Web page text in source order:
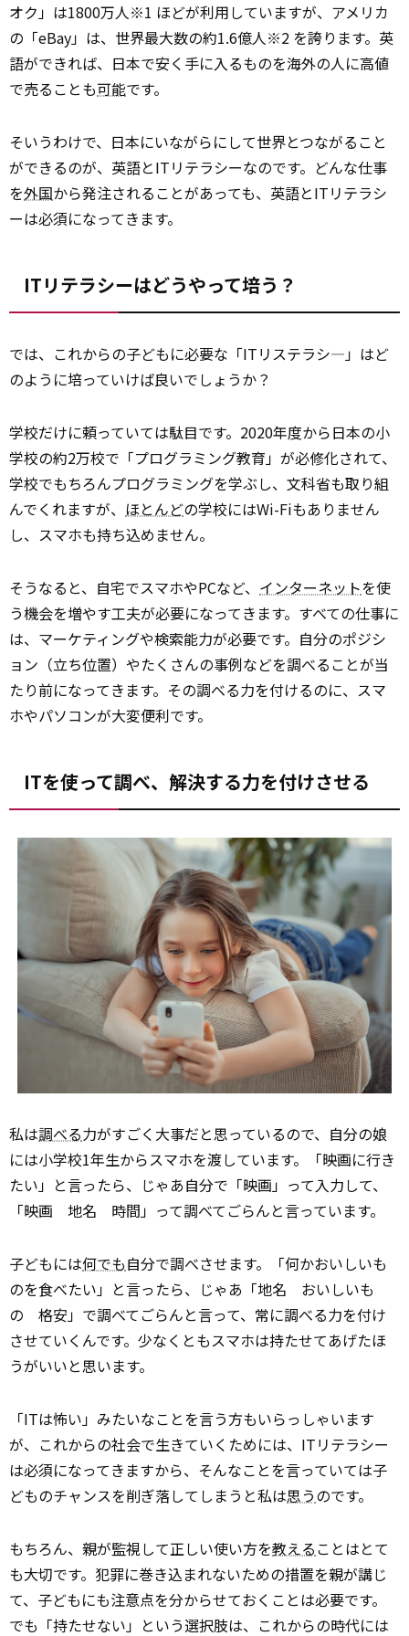
オク」は1800万人※1 ほどが利用していますが、アメリカ
の「eBay」は、世界最大数の約1.6億人※2 を誇ります。英
語ができれば、日本で安く手に入るものを海外の人に高値
で売ることも可能です。
そいうわけで、日本にいながらにして世界とつながること
ができるのが、英語とITリテラシーなのです。どんな仕事
を外国から発注されることがあっても、英語とITリテラシ
ーは必須になってきます。
ITリテラシーはどうやって培う？
では、これからの子どもに必要な「ITリステラシ―」はど
のように培っていけば良いでしょうか？
学校だけに頼っていては駄目です。2020年度から日本の小
学校の約2万校で「プログラミング教育」が必修化されて、
学校でもちろんプログラミングを学ぶし、文科省も取り組
んでくれますが、 ほとんどの学校にはWi-Fiもありません
し、スマホも持ち込めません。
そうなると、自宅でスマホやPCなど、 インターネットを使
う機会を増やす工夫が必要になってきます。すべての仕事に
は、マーケティングや検索能力が必要です。自分のポジシ
ョン（立ち位置）やたくさんの事例などを調べることが当
たり前になってきます。その調べる力を付けるのに、スマ
ホやパソコンが大変便利です。
ITを使って調べ、解決する力を付けさせる
私は調べる力がすごく大事だと思っているので、自分の娘
には小学校1年生からスマホを渡しています。「映画に行き
たい」と言ったら、じゃあ自分で「映画」って入力して、
「映画 地名 時間」って調べてごらんと言っています。
子どもには何でも自分で調べさせます。「何かおいしいも
のを食べたい」と言ったら、じゃあ「地名 おいしいも
の 格安」で調べてごらんと言って、常に調べる力を付け
させていくんです。少なくともスマホは持たせてあげたほ
うがいいと思います。
「ITは怖い」みたいなことを言う方もいらっしゃいます
が、これからの社会で生きていくためには、ITリテラシー
は必須になってきますから、そんなことを言っていては子
どものチャンスを削ぎ落してしまうと私は思うのです。
もちろん、親が監視して正しい使い方を教えることはとて
も大切です。犯罪に巻き込まれないための措置を親が講じ
て、子どもにも注意点を分からせておくことは必要です。
でも「持たせない」という選択肢は、これからの時代には